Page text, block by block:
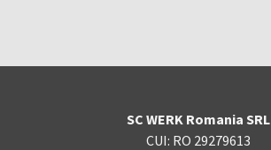
SC WERK Romania SRL
CUI: RO 29279613